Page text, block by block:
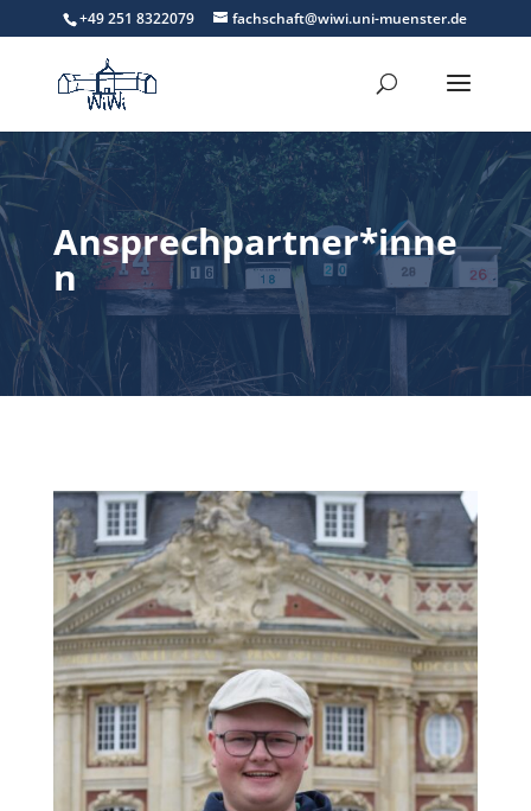
+49 251 8322079 fachschaft@wiwi.uni-muenster.de
Ansprechpartner*inne
n